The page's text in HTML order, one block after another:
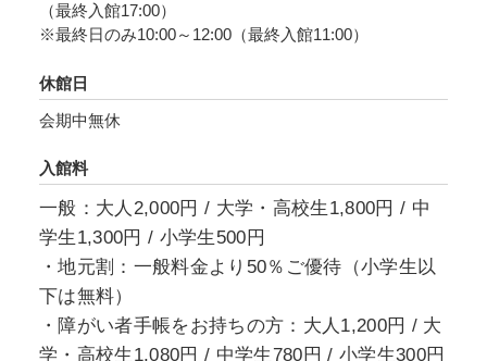
（最終入館17:00）
※最終日のみ10:00～12:00（最終入館11:00）
休館日
会期中無休
入館料
一般：大人2,000円 / 大学・高校生1,800円 / 中
学生1,300円 / 小学生500円
・地元割：一般料金より50％ご優待（小学生以
下は無料）
・障がい者手帳をお持ちの方：大人1,200円 / 大
学・高校生1,080円 / 中学生780円 / 小学生300円